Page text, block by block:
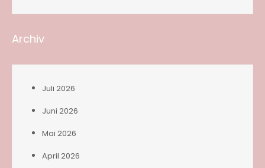
Archiv
Juli 2026
Juni 2026
Mai 2026
April 2026